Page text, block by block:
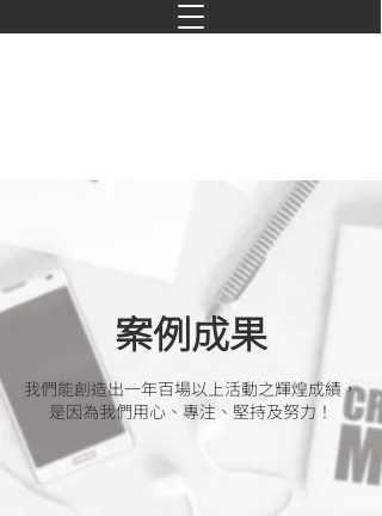
案例成果
我們能創造出一年百場以上活動之輝煌成績，
是因為我們用心、專注、堅持及努力！